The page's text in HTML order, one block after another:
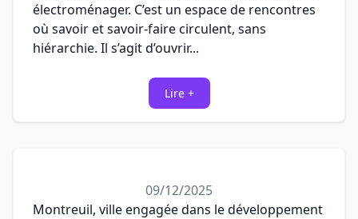
électroménager. C’est un espace de rencontres
où savoir et savoir-faire circulent, sans
hiérarchie. Il s’agit d’ouvrir...
Lire +
09/12/2025
Montreuil, ville engagée dans le développement